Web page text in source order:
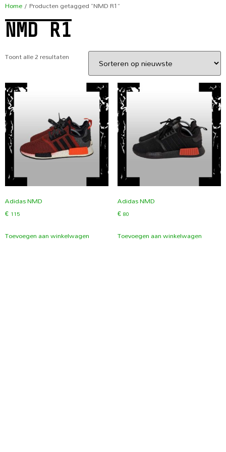
Home/ Producten getagged “NMD R1”
NMD R1
Toont alle 2 resultaten
Adidas NMD
€ 115
Toevoegen aan winkelwagen
Adidas NMD
€80
Toevoegen aan winkelwagen